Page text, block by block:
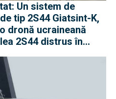
Un sistem de
tip 2S44 Giatsint-K,
dronă ucraineană
2S44 distrus în